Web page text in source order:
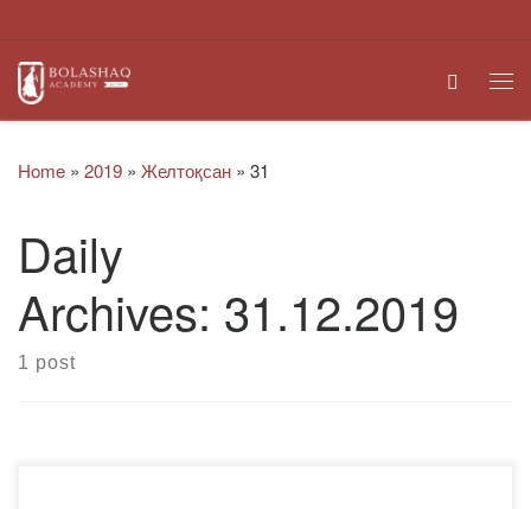
Search
Home » 2019 » Желтоқсан » 31
Daily
Archives: 31.12.2019
1 post